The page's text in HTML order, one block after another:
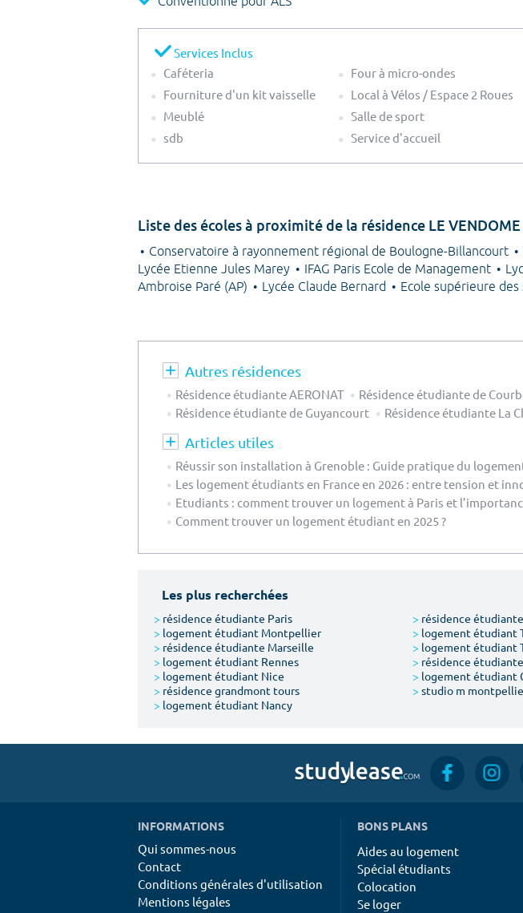
Services Inclus
Caféteria
Four à micro-ondes
Fourniture d'un kit vaisselle
Local à Vélos / Espace 2 Roues
Meublé
Salle de sport
sdb
Service d'accueil
Liste des écoles à proximité de la résidence LE VENDOME
Conservatoire à rayonnement régional de Boulogne-Billancourt
Lycée Etienne Jules Marey
IFAG Paris Ecole de Management
Ambroise Paré (AP)
Lycée Claude Bernard Ecole supérieure
Autres résidences
Résidence étudiante AERONAT Résidence étudiante de
Résidence étudiante de Guyancourt
Résidence étudiante La
Articles utiles
Réussir son installation à Grenoble : Guide pratique du
Les logement étudiants en France en 2026 : entre tension et
Etudiants : comment trouver un logement à Paris et
Comment trouver un logement étudiant en 2025 ?
Les plus recherchées
> résidence étudiante Paris > résidence
> logement étudiant Montpellier > logement étudiant
> résidence étudiante Marseille > logement étudiant
> logement étudiant Rennes > résidence
> logement étudiant Nice > logement étudiant
> résidence grandmont tours > studio m
> logement étudiant Nancy
INFORMATIONS
Qui sommes-nous
Contact
Conditions générales d'utilisation
Mentions légales
BONS PLANS
Aides au logement
Spécial étudiants
Colocation
Se loger